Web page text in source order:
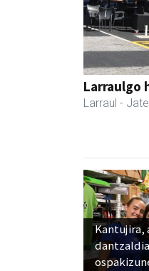
Larraulgo
Larraul -
Kantujira,